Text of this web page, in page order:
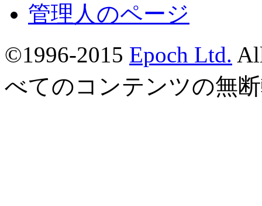
管理人のページ
©1996-2015 Epoch Ltd.
べてのコンテンツの無